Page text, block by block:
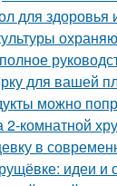
для
для вашей
можно
комнатной
в
идеи и